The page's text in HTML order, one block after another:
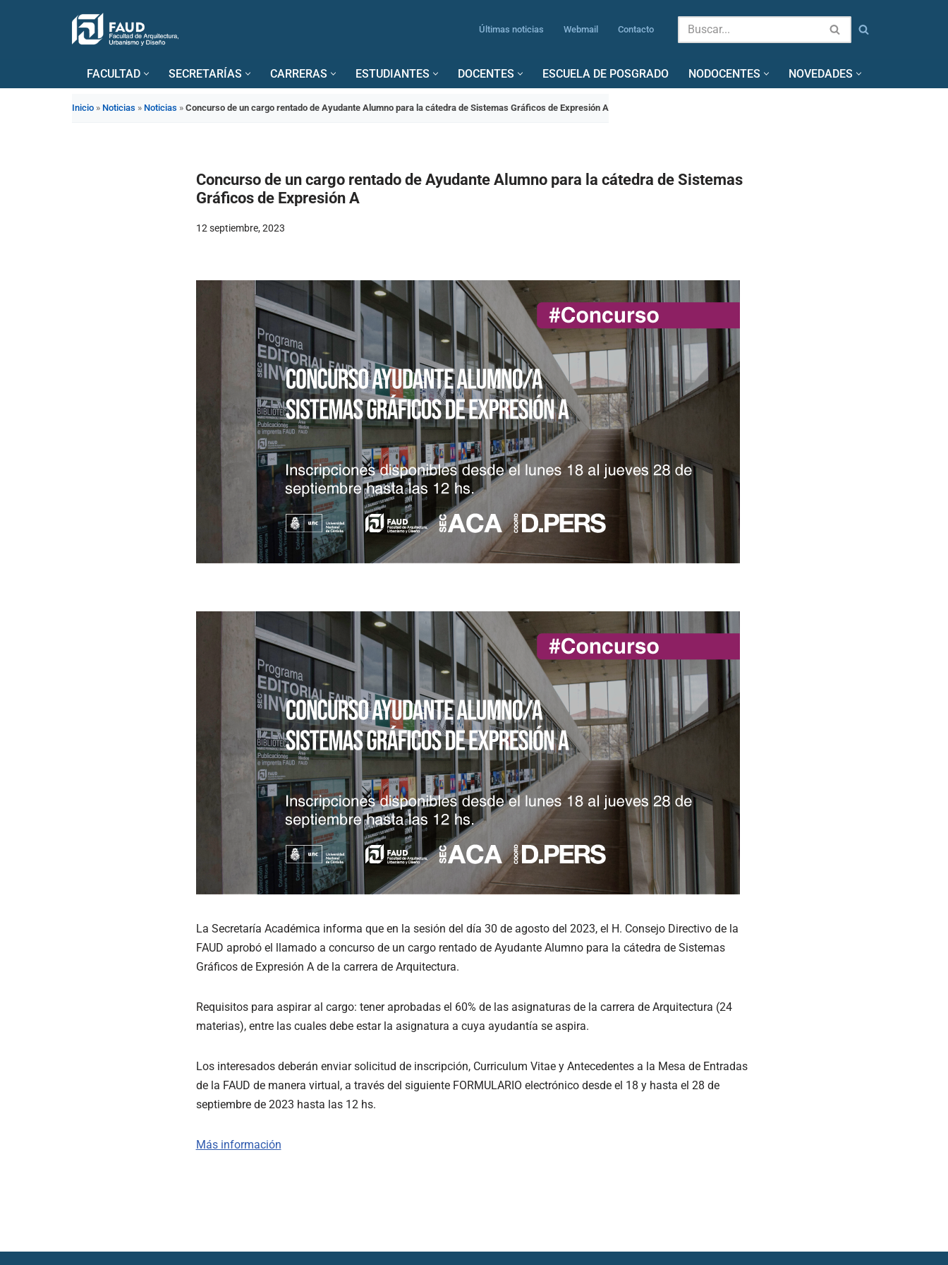
Últimas noticias Webmail Contacto
FACULTAD SECRETARÍAS CARRERAS ESTUDIANTES DOCENTES ESCUELA DE POSGRADO NODOCENTES NOVEDADES
Inicio » Noticias » Noticias » Concurso de un cargo rentado de Ayudante Alumno para la cátedra de Sistemas Gráficos de Expresión A
Concurso de un cargo rentado de Ayudante Alumno para la cátedra de Sistemas
Gráficos de Expresión A
12 septiembre, 2023
La Secretaría Académica informa que en la sesión del día 30 de agosto del 2023, el H. Consejo Directivo de la
FAUD aprobó el llamado a concurso de un cargo rentado de Ayudante Alumno para la cátedra de Sistemas
Gráficos de Expresión A de la carrera de Arquitectura.
Requisitos para aspirar al cargo: tener aprobadas el 60% de las asignaturas de la carrera de Arquitectura (24
materias), entre las cuales debe estar la asignatura a cuya ayudantía se aspira.
Los interesados deberán enviar solicitud de inscripción, Curriculum Vitae y Antecedentes a la Mesa de Entradas
de la FAUD de manera virtual, a través del siguiente FORMULARIO electrónico desde el 18 y hasta el 28 de
septiembre de 2023 hasta las 12 hs.
Más información